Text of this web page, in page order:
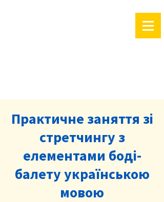
Практичне заняття зі
стретчингу з
елементами боді-
балету українською
мовою